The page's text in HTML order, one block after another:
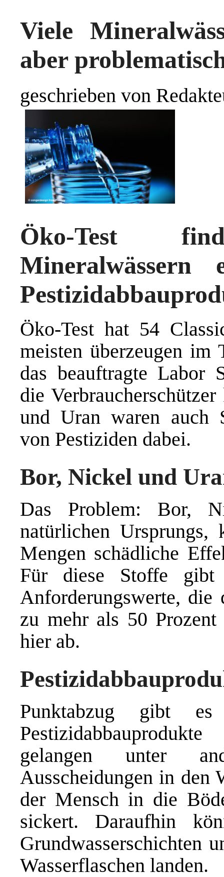
Viele
aber
geschrieben von
Öko-Test
Mineralwässern
Öko-Test hat 54
meisten überzeugen im
das beauftragte Labor
die
und Uran waren auch
von Pestiziden dabei.
Bor, Nickel und
Das Problem: Bor,
natürlichen Ursprungs,
Mengen schädliche
Für diese Stoffe gibt
Anforderungswerte, die
zu mehr als 50 Prozent
hier ab.
Punktabzug gibt
gelangen unter
Ausscheidungen in den
der Mensch in die
sickert. Daraufhin
Grundwasserschichten
Wasserflaschen landen.